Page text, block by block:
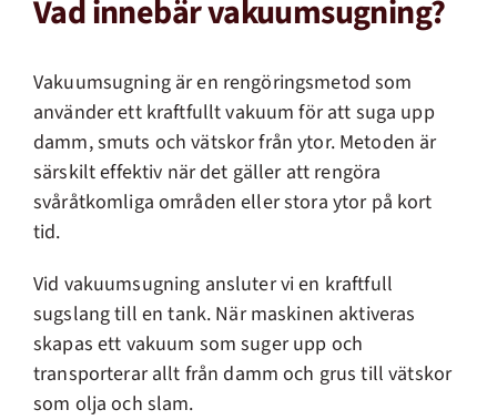
Vad innebär vakuumsugning?
Vakuumsugning är en rengöringsmetod som
använder ett kraftfullt vakuum för att suga upp
damm, smuts och vätskor från ytor. Metoden är
särskilt effektiv när det gäller att rengöra
svåråtkomliga områden eller stora ytor på kort
tid.
Vid vakuumsugning ansluter vi en kraftfull
sugslang till en tank. När maskinen aktiveras
skapas ett vakuum som suger upp och
transporterar allt från damm och grus till vätskor
som olja och slam.